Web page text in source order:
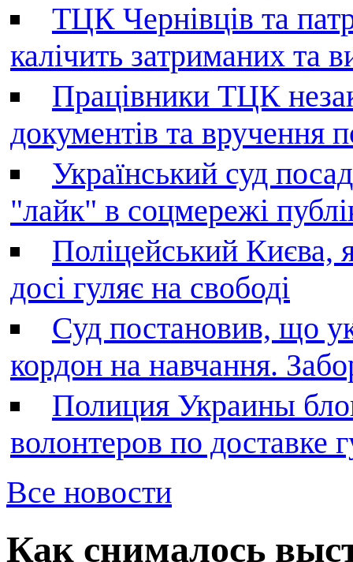
ТЦК Чернівців та
калічить затриманих та
Працівники ТЦК
документів та вручення
Український суд
"лайк" в соцмережі
Поліцейський Києва,
досі гуляє на свободі
Суд постановив, що
кордон на навчання.
Полиция Украины
волонтеров по
Все новости
Как снималось